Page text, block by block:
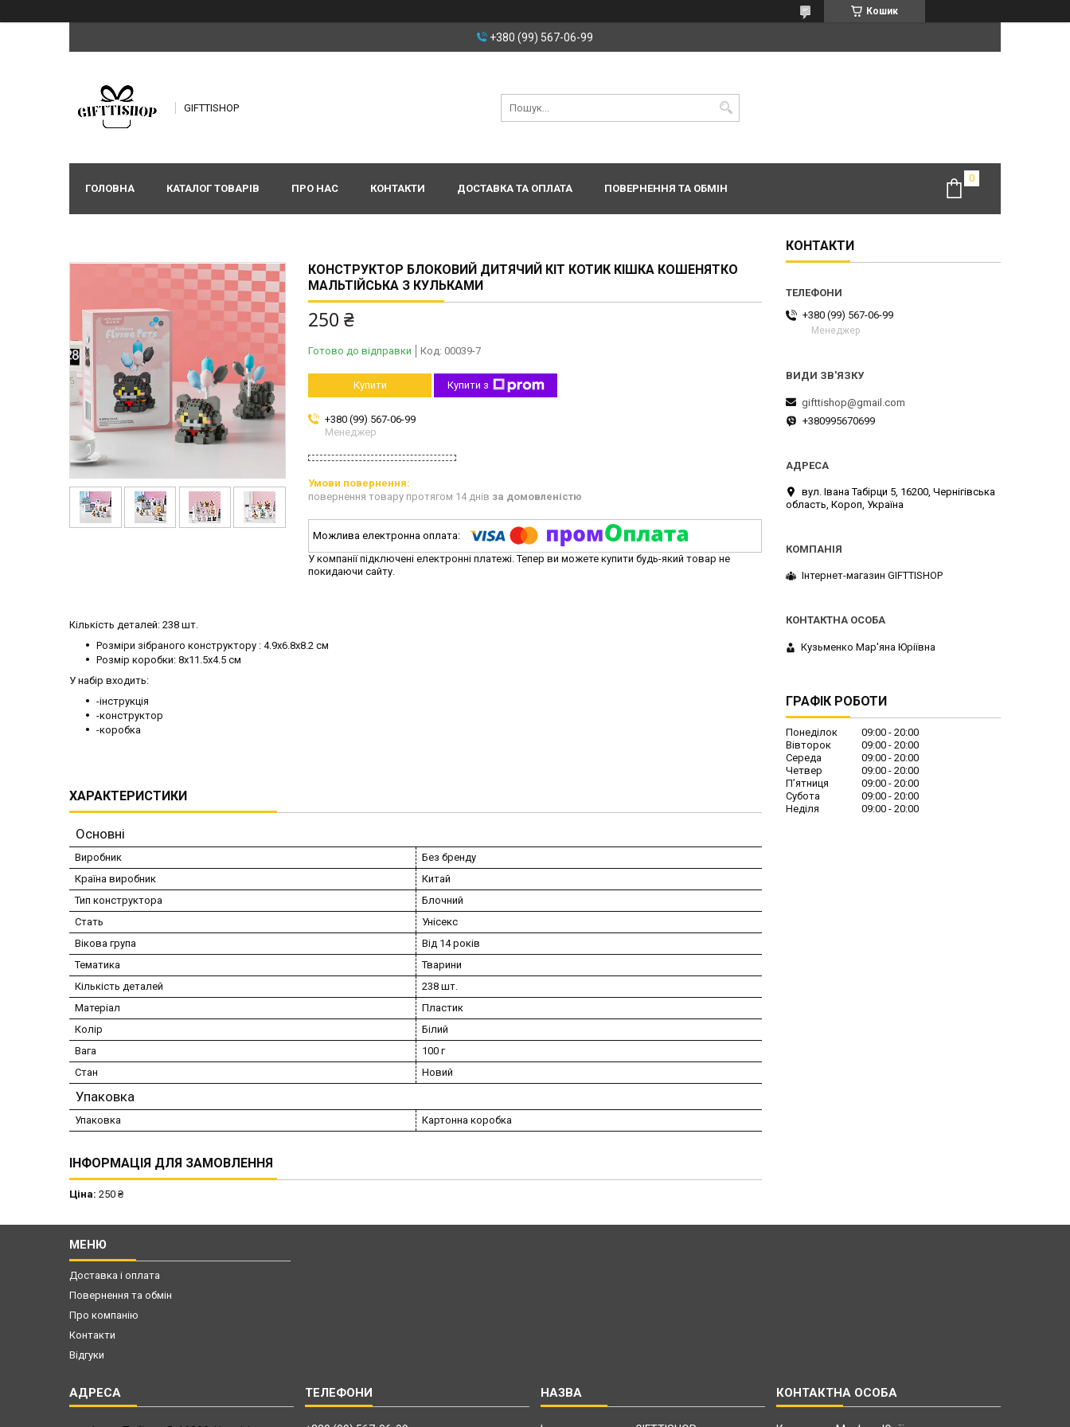
Кошик
+380 (99) 567-06-99
GIFTTISHOP
ГОЛОВНА КАТАЛОГ ТОВАРІВ ПРО НАС КОНТАКТИ ДОСТАВКА ТА ОПЛАТА ПОВЕРНЕННЯ ТА ОБМІН
КОНСТРУКТОР БЛОКОВИЙ ДИТЯЧИЙ КІТ КОТИК КІШКА КОШЕНЯТКО
МАЛЬТІЙСЬКА З КУЛЬКАМИ
250 ₴
Готово до відправки Код: 00039-7
Купити Купити з
+380 (99) 567-06-99
Менеджер
повернення товару протягом 14 днів за домовленістю
У компанії підключені електронні платежі. Тепер ви можете купити будь-який товар не
покидаючи сайту.
Кількість деталей: 238 шт.
Розміри зібраного конструктору : 4.9х6.8х8.2 см
Розмір коробки: 8х11.5х4.5 см
У набір входить:
-інструкція
-конструктор
-коробка
ХАРАКТЕРИСТИКИ
Основні
Виробник
Без бренду
Країна виробник
Китай
Тип конструктора
Блочний
Стать
Унісекс
Вікова група
Від 14 років
Тематика
Тварини
Кількість деталей
238 шт.
Матеріал
Пластик
Колір
Білий
Вага
100 г
Стан
Новий
Упаковка
Упаковка Картонна коробка
ІНФОРМАЦІЯ ДЛЯ ЗАМОВЛЕННЯ
Ціна: 250 ₴
КОНТАКТИ
+380 (99) 567-06-99
Менеджер
gifttishop@gmail.com
+380995670699
вул. Івана Табірци 5, 16200, Чернігівська
область, Короп, Україна
Інтернет-магазин GIFTTISHOP
Кузьменко Мар'яна Юріївна
ГРАФІК РОБОТИ
Понеділок 09:00
20:00
Вівторок
09:00
20:00
Середа
09:00
20:00
Четвер
09:00
20:00
Пʼятниця
09:00
20:00
Субота
09:00
20:00
Неділя
09:00 20:00
МЕНЮ
Доставка і оплата
Повернення та обмін
Про компанію
Контакти
Відгуки